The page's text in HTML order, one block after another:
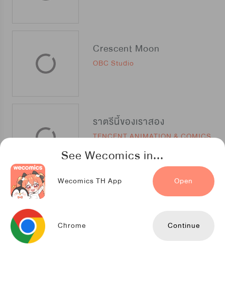
See Wecomics in...
Wecomics TH App Open
Chrome Continue
Crescent Moon
OBC Studio
ราตรีนี้ของเราสอง
TENCENT ANIMATION & COMICS